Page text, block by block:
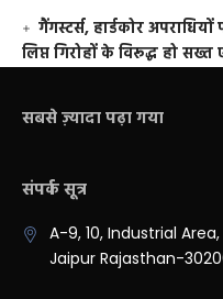
गैंगस्टर्स, हार्डकोर
लिप्त गिरोहों के विरूद्ध हो
सबसे ज़्यादा पढ़ा गया
संपर्क सूत्र
A-9, 10, Industrial
Jaipur Rajasthan-